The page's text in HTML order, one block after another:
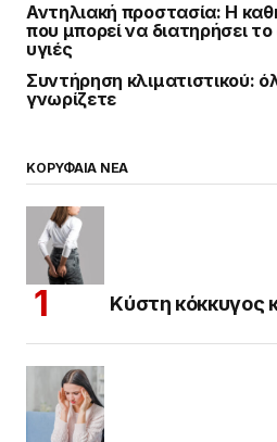
Αντηλιακή προστασία: Η
που μπορεί να διατηρήσει
υγιές
Συντήρηση κλιματιστικού:
γνωρίζετε
ΚΟΡΥΦΑΙΑ ΝΕΑ
Κύστη κόκκυγος